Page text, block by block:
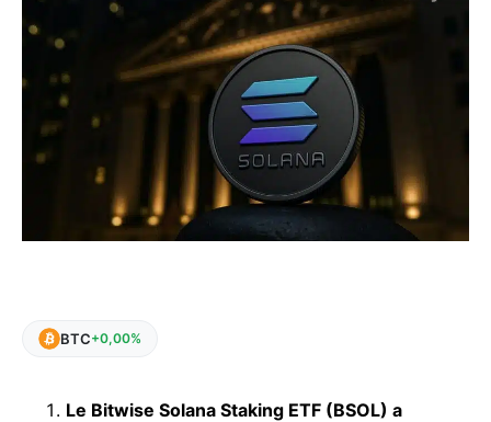
BTC+0,00%
Le Bitwise Solana Staking ETF (BSOL) a